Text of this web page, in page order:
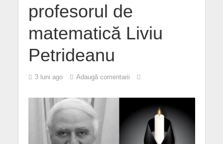
profesorul de
matematică Liviu
Petrideanu
3 luni ago Adaugă comentarii